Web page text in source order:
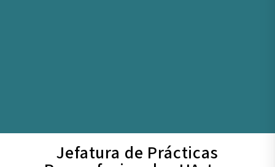
Jefatura de Prácticas